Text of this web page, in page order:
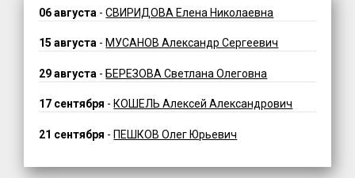
06 августа -СВИРИДОВА Елена Николаевна
15 августа - МУСАНОВ Александр Сергеевич
29 августа - БЕРЕЗОВА Светлана Олеговна
17 сентября - КОШЕЛЬ Алексей Александрович
21 сентября -ПЕШКОВ Олег Юрьевич